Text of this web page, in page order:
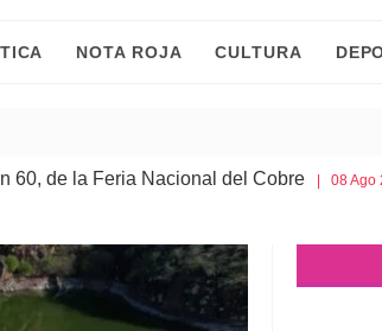
NOTA ROJA CULTURA
del Cobre| 08 Ago 2026 Esto es lo